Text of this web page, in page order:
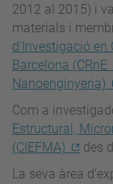
2012 al 2015) i
materials i
d’Investigació
Barcelona (CRnE
Nanoenginyeria)
Com a
Estructural,
(CIEFMA)
des
La seva àrea